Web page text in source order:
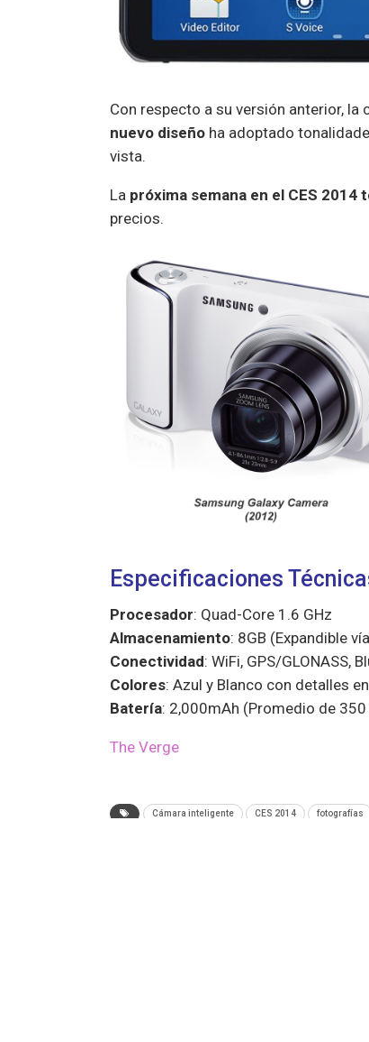
Con respecto a su versión anterior, la
nuevo diseño ha adoptado
vista.
La próxima semana en el CES 2014
precios.
Especificaciones
Procesador: Quad-Core 1.6 GHz
Almacenamiento: 8GB (Expandible
Conectividad: WiFi, GPS/GLONASS,
Colores: Azul y Blanco con detalles
Batería: 2,000mAh (Promedio de
The Verge
Cámara inteligente CES 2014 fotografías